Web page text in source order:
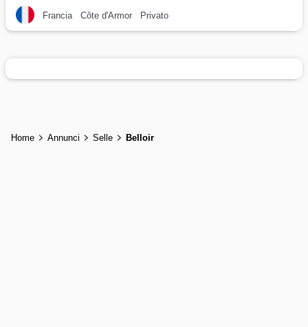
Francia Côte d'Armor Privato
Home Annunci Selle Belloir